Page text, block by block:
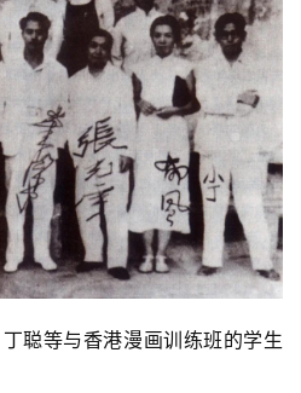
聪等与香港漫画训练班的学生